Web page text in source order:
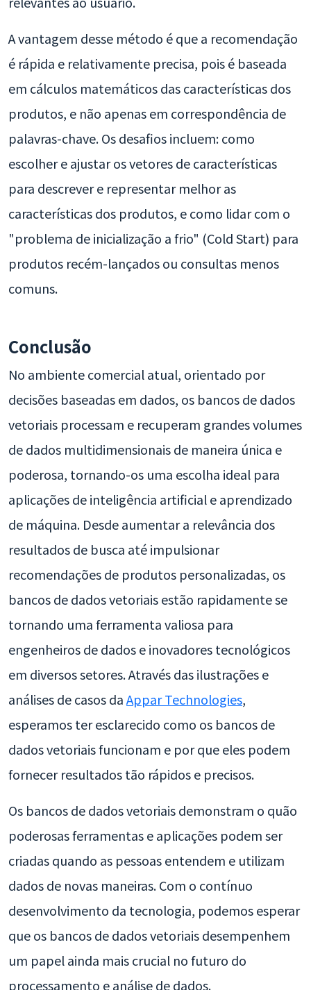
A vantagem desse método é que a recomendação
é rápida e relativamente precisa, pois é baseada
em cálculos matemáticos das características dos
produtos, e não apenas em correspondência de
palavras-chave. Os desafios incluem: como
escolher e ajustar os vetores de características
para descrever e representar melhor as
características dos produtos, e como lidar com o
"problema de inicialização a frio" (Cold Start) para
produtos recém-lançados ou consultas menos
comuns.
Conclusão
No ambiente comercial atual, orientado por
decisões baseadas em dados, os bancos de dados
vetoriais processam e recuperam grandes volumes
de dados multidimensionais de maneira única e
poderosa, tornando-os uma escolha ideal para
aplicações de inteligência artificial e aprendizado
de máquina. Desde aumentar a relevância dos
resultados de busca até impulsionar
recomendações de produtos personalizadas, os
bancos de dados vetoriais estão rapidamente se
tornando uma ferramenta valiosa para
engenheiros de dados e inovadores tecnológicos
em diversos setores. Através das ilustrações e
análises de casos daAppar Technologies,
esperamos ter esclarecido como os bancos de
dados vetoriais funcionam e por que eles podem
fornecer resultados tão rápidos e precisos.
Os bancos de dados vetoriais demonstram o quão
poderosas ferramentas e aplicações podem ser
criadas quando as pessoas entendem e utilizam
dados de novas maneiras. Com o contínuo
desenvolvimento da tecnologia, podemos esperar
que os bancos de dados vetoriais desempenhem
um papel ainda mais crucial no futuro do
processamento e análise de dados.